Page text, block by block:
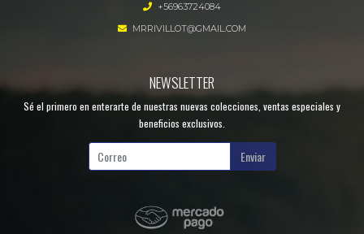
+56963724084
MRRIVILLOT@GMAIL.COM
NEWSLETTER
Sé el primero en enterarte de nuestras nuevas colecciones, ventas especiales y
beneficios exclusivos.
Enviar